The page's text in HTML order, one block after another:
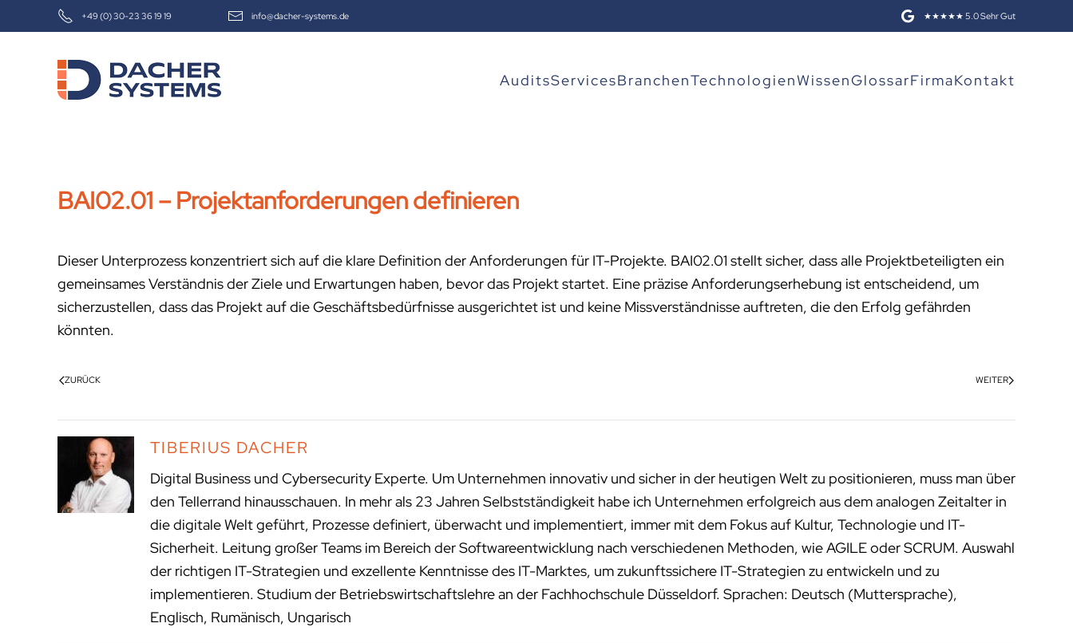
+49 (0) 30-23 36 19 19 info@dacher-systems.de ★★★★★ 5.0 Sehr Gut
AuditsServicesBranchenTechnologienWissenGlossarFirmaKontakt
BAI02.01 – Projektanforderungen definieren
Dieser Unterprozess konzentriert sich auf die klare Definition der Anforderungen für IT-Projekte. BAI02.01 stellt sicher, dass alle Projektbeteiligten ein
gemeinsames Verständnis der Ziele und Erwartungen haben, bevor das Projekt startet. Eine präzise Anforderungserhebung ist entscheidend, um
sicherzustellen, dass das Projekt auf die Geschäftsbedürfnisse ausgerichtet ist und keine Missverständnisse auftreten, die den Erfolg gefährden
könnten.
ZURÜCK WEITER
TIBERIUS DACHER
Digital Business und Cybersecurity Experte. Um Unternehmen innovativ und sicher in der heutigen Welt zu positionieren, muss man über
den Tellerrand hinausschauen. In mehr als 23 Jahren Selbstständigkeit habe ich Unternehmen erfolgreich aus dem analogen Zeitalter in
die digitale Welt geführt, Prozesse definiert, überwacht und implementiert, immer mit dem Fokus auf Kultur, Technologie und IT-
Sicherheit. Leitung großer Teams im Bereich der Softwareentwicklung nach verschiedenen Methoden, wie AGILE oder SCRUM. Auswahl
der richtigen IT-Strategien und exzellente Kenntnisse des IT-Marktes, um zukunftssichere IT-Strategien zu entwickeln und zu
implementieren. Studium der Betriebswirtschaftslehre an der Fachhochschule Düsseldorf. Sprachen: Deutsch (Muttersprache),
Englisch, Rumänisch, Ungarisch